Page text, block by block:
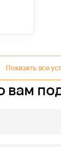
Показать все
вам